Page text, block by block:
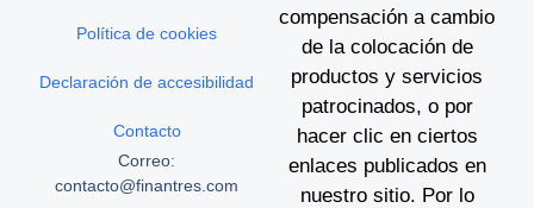
compensación a cambio
de la colocación de
productos y servicios
patrocinados, o por
hacer clic en ciertos
enlaces publicados en
nuestro sitio. Por lo
Política de cookies
Declaración de accesibilidad
Contacto
Correo:
contacto@finantres.com